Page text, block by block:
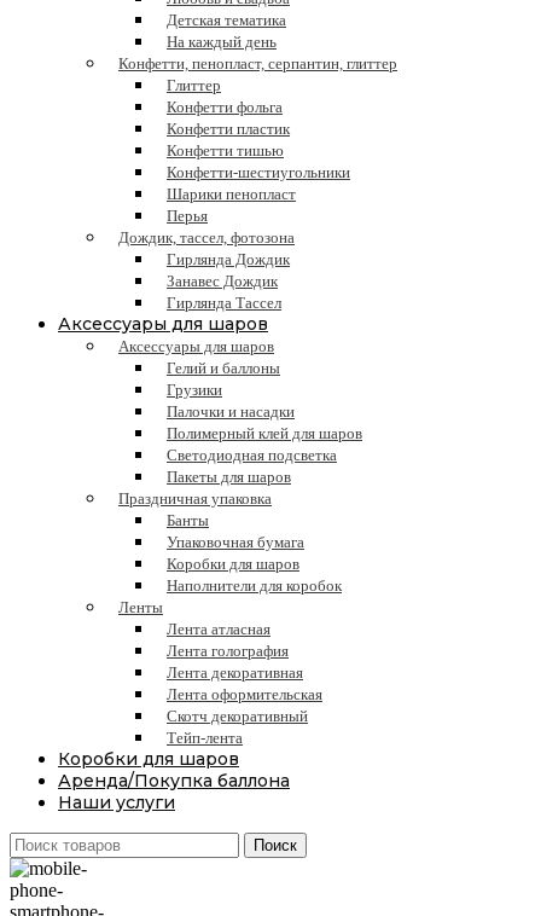
Детская тематика
На каждый день
Конфетти, пенопласт, серпантин, глиттер
Глиттер
Конфетти фольга
Конфетти пластик
Конфетти тишью
Конфетти-шестиугольники
Шарики пенопласт
Перья
Дождик, тассел, фотозона
Гирлянда Дождик
Занавес Дождик
Гирлянда Тассел
Аксессуары для шаров
Аксессуары для шаров
Гелий и баллоны
Грузики
Палочки и насадки
Полимерный клей для шаров
Светодиодная подсветка
Пакеты для шаров
Праздничная упаковка
Банты
Упаковочная бумага
Коробки для шаров
Наполнители для коробок
Ленты
Лента атласная
Лента голография
Лента декоративная
Лента оформительская
Скотч декоративный
Тейп-лента
Коробки для шаров
Аренда/Покупка баллона
Наши услуги
Поиск